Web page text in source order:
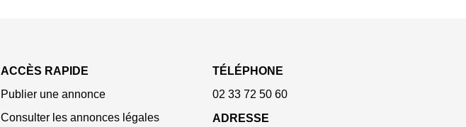
ACCÈS RAPIDE
Publier une annonce
Consulter les annonces légales
TÉLÉPHONE
02 33 72 50 60
ADRESSE